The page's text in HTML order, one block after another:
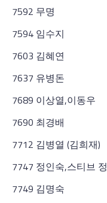
7592 무명
7594 임수지
7603 김혜연
7637 유병돈
7689 이상열,이동우
7690 최경배
7712 김병열 (김희재)
7747 정인숙,스티브 정
7749 김명숙